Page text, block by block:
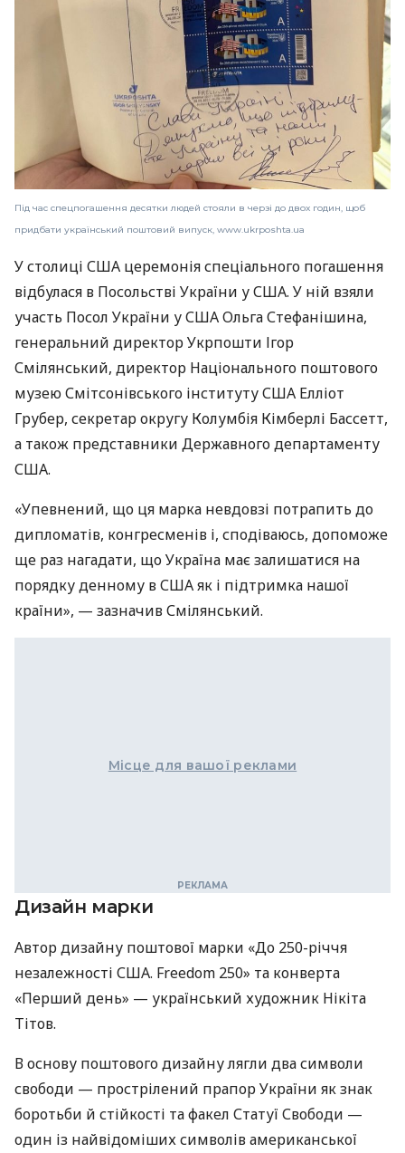
Під час спецпогашення десятки людей стояли в черзі до двох годин, щоб
придбати український поштовий випуск, www.ukrposhta.ua
У столиці США церемонія спеціального погашення
відбулася в Посольстві України у США. У ній взяли
участь Посол України у США Ольга Стефанішина,
генеральний директор Укрпошти Ігор
Смілянський, директор Національного поштового
музею Смітсонівського інституту США Елліот
Грубер, секретар округу Колумбія Кімберлі Бассетт,
а також представники Державного департаменту
США.
«Упевнений, що ця марка невдовзі потрапить до
дипломатів, конгресменів і, сподіваюсь, допоможе
ще раз нагадати, що Україна має залишатися на
порядку денному в США як і підтримка нашої
країни», — зазначив Смілянський.
Місце для вашої реклами
Дизайн марки
Автор дизайну поштової марки «До 250-річчя
незалежності США. Freedom 250» та конверта
«Перший день» — український художник Нікіта
Тітов.
В основу поштового дизайну лягли два символи
свободи — прострілений прапор України як знак
боротьби й стійкості та факел Статуї Свободи —
один із найвідоміших символів американської